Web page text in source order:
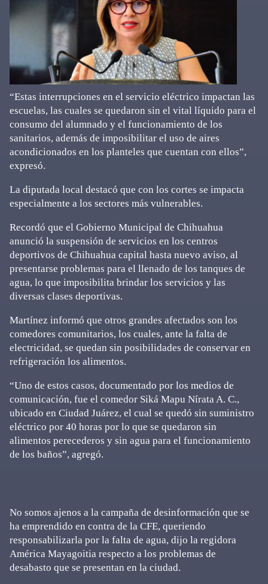
“Estas interrupciones en el servicio eléctrico impactan las
escuelas, las cuales se quedaron sin el vital líquido para el
consumo del alumnado y el funcionamiento de los
sanitarios, además de imposibilitar el uso de aires
acondicionados en los planteles que cuentan con ellos”,
expresó.
La diputada local destacó que con los cortes se impacta
especialmente a los sectores más vulnerables.
Recordó que el Gobierno Municipal de Chihuahua
anunció la suspensión de servicios en los centros
deportivos de Chihuahua capital hasta nuevo aviso, al
presentarse problemas para el llenado de los tanques de
agua, lo que imposibilita brindar los servicios y las
diversas clases deportivas.
Martínez informó que otros grandes afectados son los
comedores comunitarios, los cuales, ante la falta de
electricidad, se quedan sin posibilidades de conservar en
refrigeración los alimentos.
“Uno de estos casos, documentado por los medios de
comunicación, fue el comedor Siká Mapu Nírata A. C.,
ubicado en Ciudad Juárez, el cual se quedó sin suministro
eléctrico por 40 horas por lo que se quedaron sin
alimentos perecederos y sin agua para el funcionamiento
de los baños”, agregó.
No somos ajenos a la campaña de desinformación que se
ha emprendido en contra de la CFE, queriendo
responsabilizarla por la falta de agua, dijo la regidora
América Mayagoitia respecto a los problemas de
desabasto que se presentan en la ciudad.